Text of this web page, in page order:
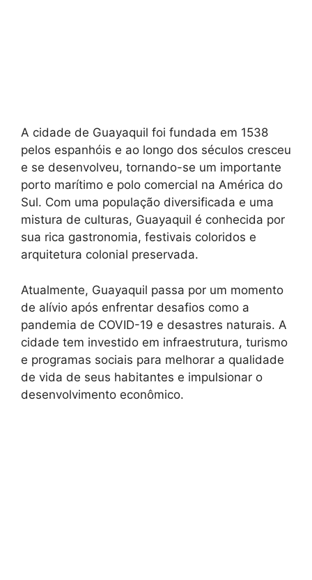
A cidade de Guayaquil foi fundada em 1538
pelos espanhóis e ao longo dos séculos cresceu
e se desenvolveu, tornando-se um importante
porto marítimo e polo comercial na América do
Sul. Com uma população diversificada e uma
mistura de culturas, Guayaquil é conhecida por
sua rica gastronomia, festivais coloridos e
arquitetura colonial preservada.
Atualmente, Guayaquil passa por um momento
de alívio após enfrentar desafios como a
pandemia de COVID-19 e desastres naturais. A
cidade tem investido em infraestrutura, turismo
e programas sociais para melhorar a qualidade
de vida de seus habitantes e impulsionar o
desenvolvimento econômico.